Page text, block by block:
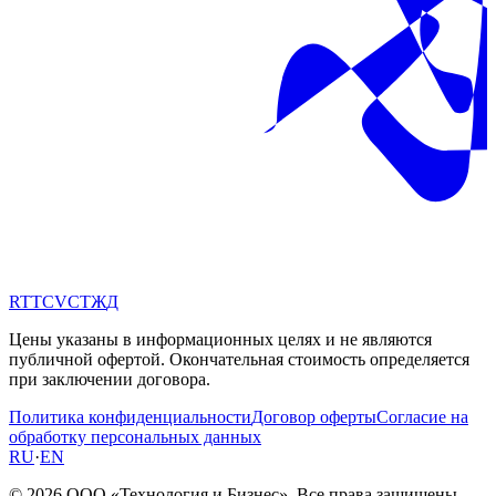
RTTCVCТЖД
Цены указаны в информационных целях и не являются
публичной офертой. Окончательная стоимость определяется
при заключении договора.
Политика конфиденциальностиДоговор офертыСогласие на
обработку персональных данных
RU·EN